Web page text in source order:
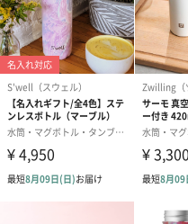
成分/原材料
外側:SUS201
内側:SUS304
タオル：綿100
サイズ/寸法
ボトル
タオル：
幅・奥行き・
高さ
21×21×9cm
重さ
0.65kg
タンブラー：